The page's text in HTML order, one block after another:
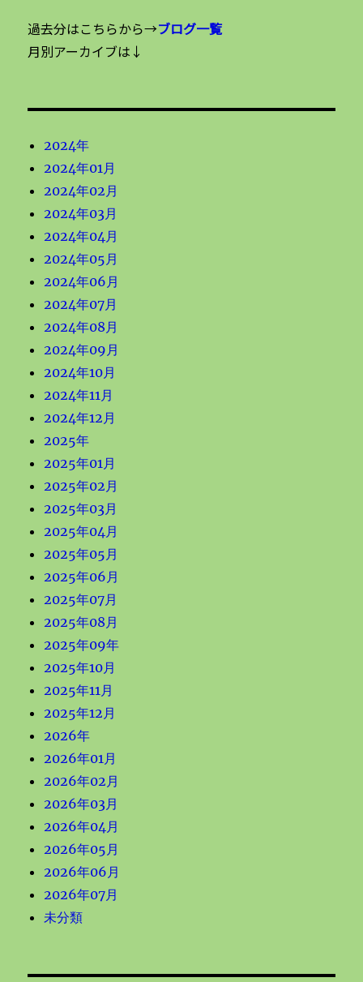
過去分はこちらから→ブログ一覧
月別アーカイブは↓
2024年
2024年01月
2024年02月
2024年03月
2024年04月
2024年05月
2024年06月
2024年07月
2024年08月
2024年09月
2024年10月
2024年11月
2024年12月
2025年
2025年01月
2025年02月
2025年03月
2025年04月
2025年05月
2025年06月
2025年07月
2025年08月
2025年09年
2025年10月
2025年11月
2025年12月
2026年
2026年01月
2026年02月
2026年03月
2026年04月
2026年05月
2026年06月
2026年07月
未分類